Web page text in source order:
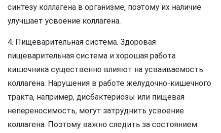
синтезу коллагена в организме, поэтому их наличие
улучшает усвоение коллагена.
4. Пищеварительная система. Здоровая
пищеварительная система и хорошая работа
кишечника существенно влияют на усваиваемость
коллагена. Нарушения в работе желудочно-кишечного
тракта, например, дисбактериозы или пищевая
непереносимость, могут затруднить усвоение
коллагена. Поэтому важно следить за состоянием